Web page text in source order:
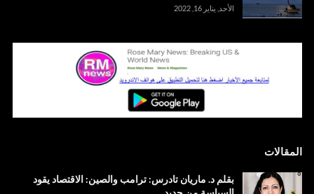
الأحد, يناير 16, 2022
المقالات
بقلم د. ماريان تادرس: ترامب والصين: الاقتصاد يقود